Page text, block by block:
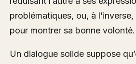
problématiques, ou, à l’inverse,
pour montrer sa bonne volonté.
Un dialogue solide suppose